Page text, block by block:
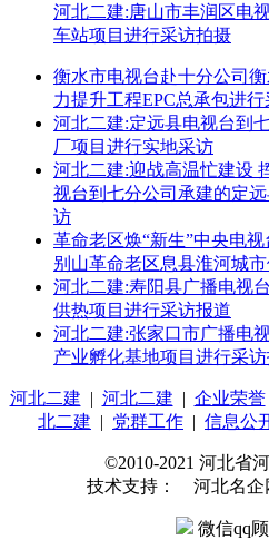
河北二建:唐山市丰润区电
车站项目进行采访拍摄
衡水市电视台赴十分公司
力提升工程EPC总承包进
河北二建:定远县电视台到
厂项目进行实地采访
河北二建:迎战高温忙建设
视台到七分公司承建的定
访
革命老区焕“新生”中央电
别山革命老区息县淮河城市
河北二建:寿阳县广播电视
供热项目进行采访报道
河北二建:张家口市广播电
产业孵化基地项目进行采
河北二建 | 河北二建 | 企业荣誉
北二建 | 党群工作 | 信息公
©2010-2021 河北省
技术支持： 河北名企
微信qq